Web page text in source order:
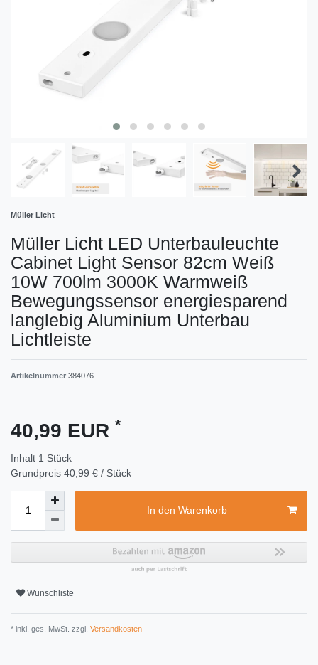
Müller Licht
Müller Licht LED Unterbauleuchte
Cabinet Light Sensor 82cm Weiß
10W 700lm 3000K Warmweiß
Bewegungssensor energiesparend
langlebig Aluminium Unterbau
Lichtleiste
Artikelnummer 384076
40,99 EUR *
Inhalt 1 Stück
Grundpreis 40,99 € / Stück
In den Warenkorb
Wunschliste
* inkl. ges. MwSt. zzgl. Versandkosten